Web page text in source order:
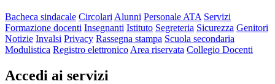
Bacheca sindacale Circolari Alunni Personale ATA Servizi
Formazione docenti Insegnanti Istituto Segreteria Sicurezza Genitori
Notizie Invalsi Privacy Rassegna stampa Scuola secondaria
Modulistica Registro elettronico Area riservata Collegio Docenti
Accedi ai servizi